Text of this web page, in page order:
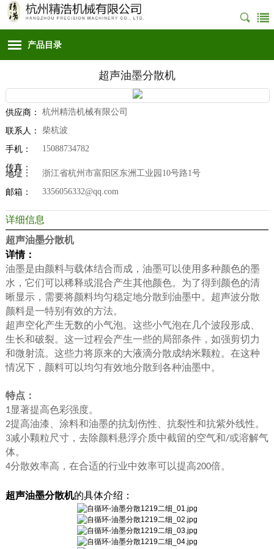
产品目录
超声油墨分散机
供应商： 杭州精浩机械有限公司
联系人： 柴杭波
手机： 15088734782
传真：
地址： 浙江省杭州市富阳区东洲工业园10号路1号
邮箱： 3356056332@qq.com
详细信息
超声油墨分散机
详情：
油墨是由颜料与载体结合而成，油墨可以使用多种颜色的墨
水，它们可以稀释或混合产生其他颜色。为了得到颜色的清
晰显示，需要将颜料均匀稳定地分散到油墨中。超声波分散
颜料是一特别有效的方法。
超声空化产生无数的小气泡。这些小气泡在几个波段形成、
生长和破裂。这一过程会产生一些的局部条件，如强剪切力
和微射流。这些力将原来的大液滴分散成纳米颗粒。在这种
情况下，颜料可以均匀有效地分散到各种油墨中。
特点：
1显著提高色彩强度。
2提高油漆、涂料和油墨的抗划伤性、抗裂性和抗紫外线性。
3减小颗粒尺寸，去除颜料悬浮介质中截留的空气和/或溶解气
体。
4分散效率高，在合适的行业中效率可以提高200倍。
超声油墨分散机的具体介绍：